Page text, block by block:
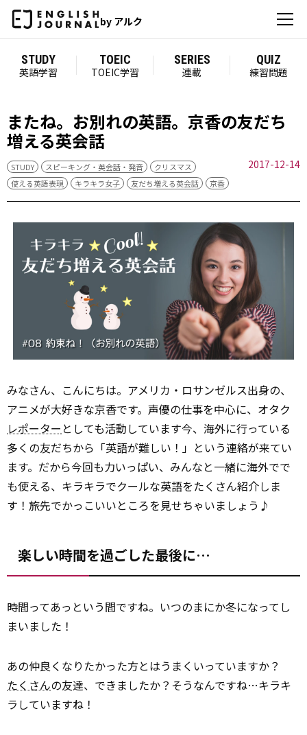
by アルク
STUDY
英語学習
TOEIC
TOEIC学習
SERIES
連載
QUIZ
練習問題
またね。お別れの英語。京香の友だち
増える英会話
STUDY スピーキング・英会話・発音
クリスマス
使える英語表現
キラキラ女子 友だち増える英会話 京香
2017-12-14
みなさん、こんにちは。アメリカ・ロサンゼルス出身の、
アニメが大好きな京香です。声優の仕事を中心に、オタク
レポーター としても活動しています今、海外に行っている
多くの友だちから「英語が難しい！」という連絡が来てい
ます。だから今回も力いっぱい、みんなと一緒に海外でで
も使える、キラキラでクールな英語をたくさん紹介しま
す！旅先でかっこいいところを見せちゃいましょう♪
楽しい時間を過ごした最後に…
時間ってあっという間ですね。いつのまにか冬になってし
まいました！
あの仲良くなりたかった方とはうまくいっていますか？
たくさんの友達、できましたか？そうなんですね…キラキ
ラしていますね！